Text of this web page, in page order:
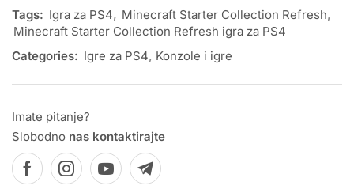
Tags: Igra za PS4, Minecraft Starter Collection Refresh,
Minecraft Starter Collection Refresh igra za PS4
Categories: Igre za PS4, Konzole i igre
Imate pitanje?
Slobodno nas kontaktirajte